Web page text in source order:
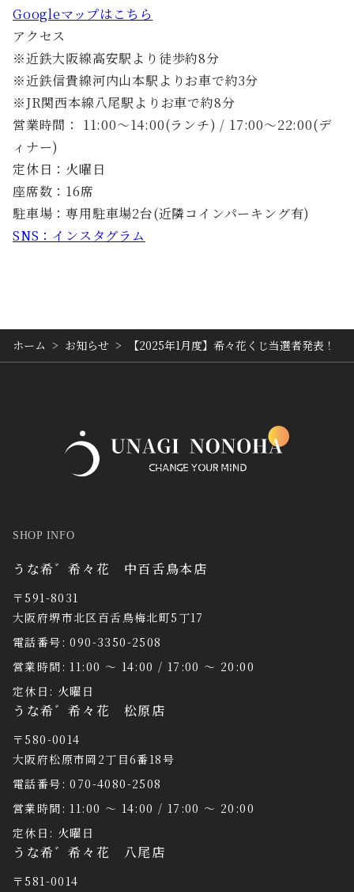
Googleマップはこちら
アクセス
※近鉄大阪線高安駅より徒歩約8分
※近鉄信貴線河内山本駅よりお車で約3分
※JR関西本線八尾駅よりお車で約8分
営業時間： 11:00～14:00(ランチ) / 17:00～22:00(デ
ィナー)
定休日：火曜日
座席数：16席
駐車場：専用駐車場2台(近隣コインパーキング有)
SNS：インスタグラム
ホーム > お知らせ > 【2025年1月度】希々花くじ当選者発表！
SHOP INFO
うな希゛希々花 中百舌鳥本店
〒591-8031
大阪府堺市北区百舌鳥梅北町5丁17
電話番号: 090-3350-2508
営業時間: 11:00 〜 14:00 / 17:00 〜 20:00
定休日: 火曜日
うな希゛希々花 松原店
〒580-0014
大阪府松原市岡2丁目6番18号
電話番号: 070-4080-2508
営業時間: 11:00 〜 14:00 / 17:00 〜 20:00
定休日: 火曜日
うな希゛希々花 八尾店
〒581-0014